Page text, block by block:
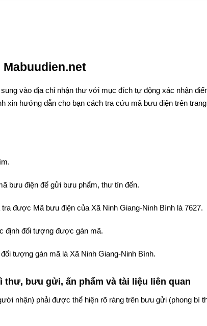
vào địa chỉ nhận thư với mục đích tự động xác nhận
xin hướng dẫn cho bạn cách tra cứu mã bưu điện trên trang
bưu điện để gửi bưu phẩm, thư tín đến.
được Mã bưu điện của Xã Ninh Giang-Ninh Bình là 7627.
định đối tượng được gán mã.
tượng gán mã là Xã Ninh Giang-Ninh Bình.
bưu gửi, ấn phẩm và tài liệu liên quan
nhận) phải được thể hiện rõ ràng trên bưu gửi (phong bì